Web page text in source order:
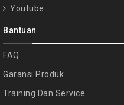
Youtube
Bantuan
FAQ
Garansi Produk
Training Dan Service